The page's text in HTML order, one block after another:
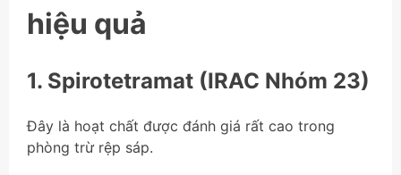
hiệu quả
1. Spirotetramat (IRAC Nhóm 23)
Đây là hoạt chất được đánh giá rất cao trong
phòng trừ rệp sáp.